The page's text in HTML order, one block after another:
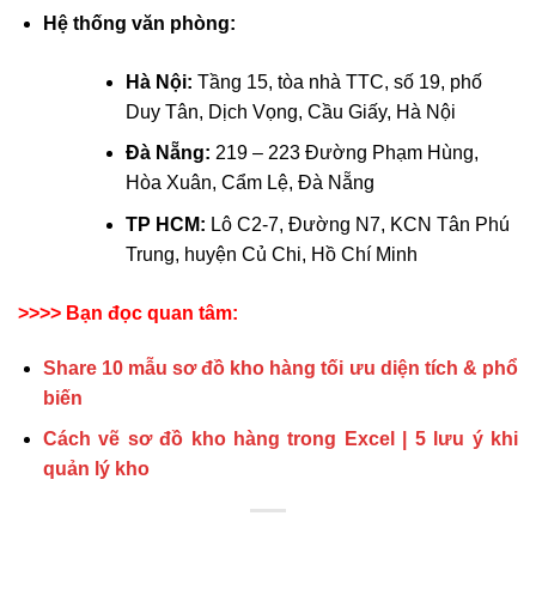
Hệ thống văn phòng:
Hà Nội: Tầng 15, tòa nhà TTC, số 19, phố
Duy Tân, Dịch Vọng, Cầu Giấy, Hà Nội
Đà Nẵng: 219 – 223 Đường Phạm Hùng,
Hòa Xuân, Cẩm Lệ, Đà Nẵng
TP HCM: Lô C2-7, Đường N7, KCN Tân Phú
Trung, huyện Củ Chi, Hồ Chí Minh
>>>> Bạn đọc quan tâm:
Share 10 mẫu sơ đồ kho hàng tối ưu diện tích & phổ
biến
Cách vẽ sơ đồ kho hàng trong Excel | 5 lưu ý khi
quản lý kho